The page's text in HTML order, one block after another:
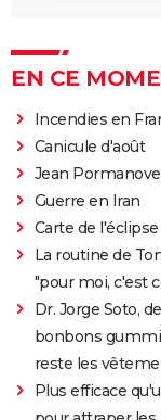
EN CE
Incendies en
Canicule d'août
Jean Pormanove
Guerre en Iran
Carte de
La routine de
"pour moi, c'est
Dr. Jorge Soto,
bonbons
reste les
Plus efficace